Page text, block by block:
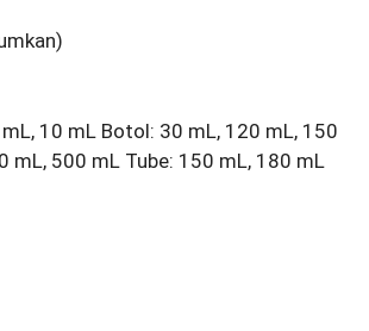
10 mL Botol: 30 mL, 120 mL, 150
mL, 500 mL Tube: 150 mL, 180 mL